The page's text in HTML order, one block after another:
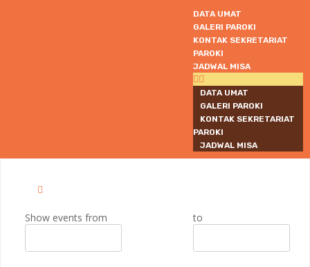
DATA UMAT
GALERI PAROKI
KONTAK SEKRETARIAT
PAROKI
JADWAL MISA
DATA UMAT
GALERI PAROKI
KONTAK SEKRETARIAT
PAROKI
JADWAL MISA
Show events from to